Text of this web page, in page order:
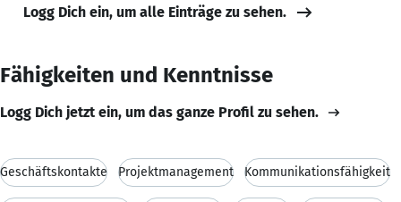
Logg Dich ein, um alle Einträge zu sehen.
Fähigkeiten und Kenntnisse
Logg Dich jetzt ein, um das ganze Profil zu sehen.
Geschäftskontakte Projektmanagement Kommunikationsfähigkeit